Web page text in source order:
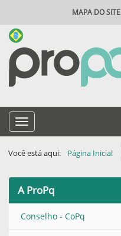
MAPA DO SITE
Toggle navigation
Você está aqui: Página Inicial
A ProPq
Conselho - CoPq